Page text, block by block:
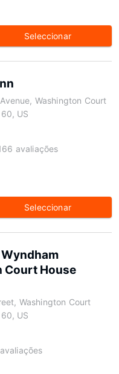
Seleccionar
Washington Court
US
avaliações
Seleccionar
Court House
Washington Court
US